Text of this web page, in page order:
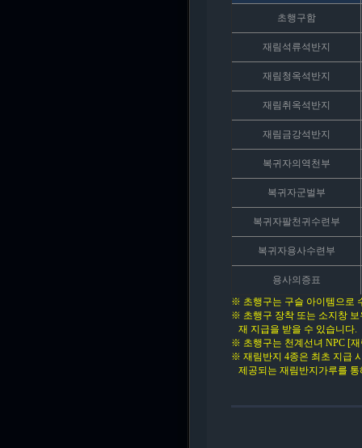
초행구함
재림석류석반지
재림청옥석반지
재림취옥석반지
재림금강석반지
복귀자의역천부
복귀자군벌부
복귀자팔천귀수련부
복귀자용사수련부
용사의증표
※ 초행구는 구슬 아이템으로
※ 초행구 장착 또는 소지창 보
재 지급을 받을 수 있습니다.
※ 초행구는 천계선녀 NPC [
※ 재림반지 4종은 최초 지급
제공되는 재림반지가루를